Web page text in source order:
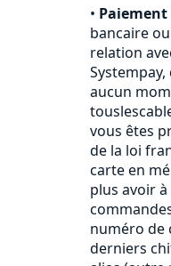
• Paiement
bancaire
relation
aucun
vous êtes
de la loi
carte en
plus avoir
numéro de
derniers